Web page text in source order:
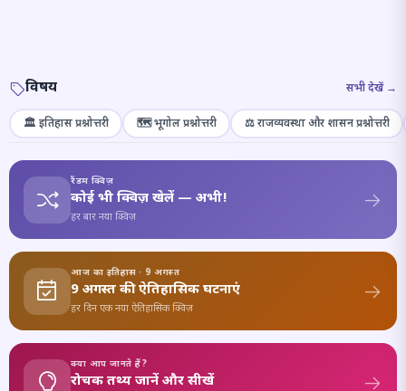
विषय सभी देखें →
🏛️ इतिहास प्रश्नोत्तरी 🗺️ भूगोल प्रश्नोत्तरी ⚖️ राजव्यवस्था और शासन प्रश्नोत्तरी
रैंडम क्विज़
कोई भी क्विज़ खेलें — अभी!
हर बार नया क्विज़
आज का इतिहास · 9 अगस्त
9 अगस्त की ऐतिहासिक घटनाएं
हर दिन एक नया ऐतिहासिक क्विज़
क्या आप जानते हैं?
रोचक तथ्य जानें और सीखें